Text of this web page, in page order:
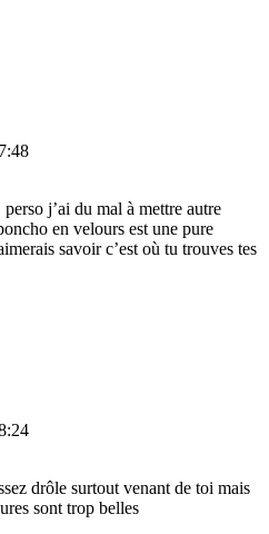
7:48
j’ai du mal à mettre autre
en velours est une pure
savoir c’est où tu trouves tes
drôle surtout venant de toi mais
sont trop belles